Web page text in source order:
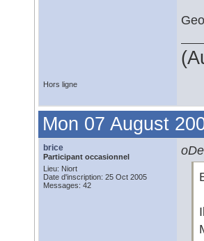
Hors ligne
Mon 07 August
brice
Participant occasionnel
Lieu: Niort
Date d'inscription: 25 Oct 2005
Messages: 42